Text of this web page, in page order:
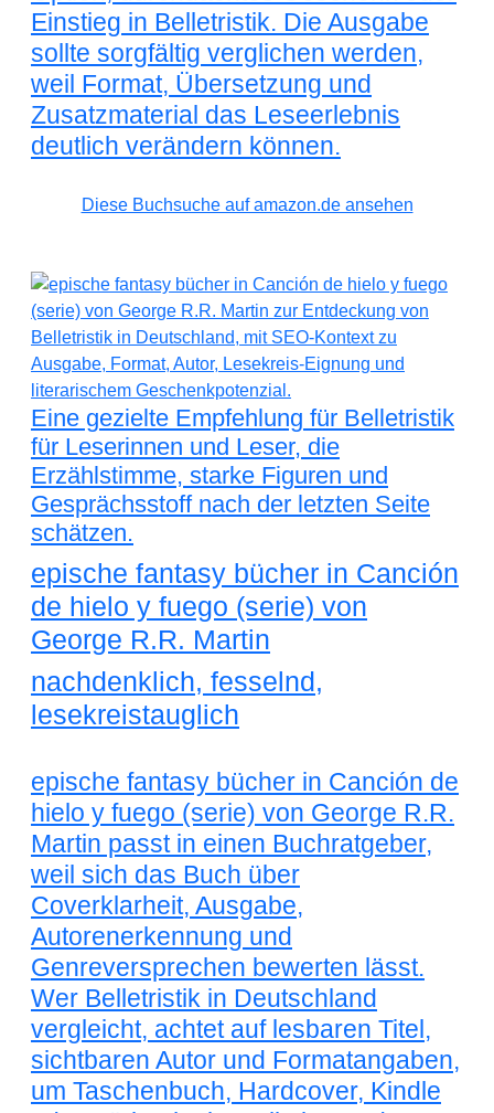
Einstieg in Belletristik. Die Ausgabe
sollte sorgfältig verglichen werden,
weil Format, Übersetzung und
Zusatzmaterial das Leseerlebnis
deutlich verändern können.
Diese Buchsuche auf amazon.de ansehen
Eine gezielte Empfehlung für Belletristik
für Leserinnen und Leser, die
Erzählstimme, starke Figuren und
Gesprächsstoff nach der letzten Seite
schätzen.
epische fantasy bücher in Canción
de hielo y fuego (serie) von
George R.R. Martin
nachdenklich, fesselnd,
lesekreistauglich
epische fantasy bücher in Canción de
hielo y fuego (serie) von George R.R.
Martin passt in einen Buchratgeber,
weil sich das Buch über
Coverklarheit, Ausgabe,
Autorenerkennung und
Genreversprechen bewerten lässt.
Wer Belletristik in Deutschland
vergleicht, achtet auf lesbaren Titel,
sichtbaren Autor und Formatangaben,
um Taschenbuch, Hardcover, Kindle